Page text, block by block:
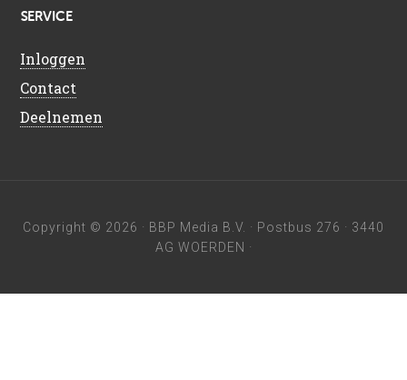
SERVICE
Inloggen
Contact
Deelnemen
Copyright © 2026 · BBP Media B.V. · Postbus 276 · 3440
AG WOERDEN ·